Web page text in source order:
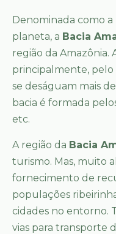
Denominada como
planeta, a Bacia
região da Amazônia.
principalmente, pelo
se deságuam mais
bacia é formada
etc.
A região da Bacia
turismo. Mas, muito
fornecimento de
populações
cidades no entorno.
vias para transporte